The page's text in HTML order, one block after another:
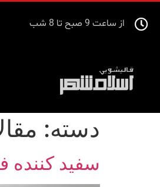
از ساعت 9 صبح تا 8 شب
دسته:
سفید